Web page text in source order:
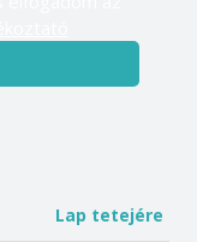
Lap tetejére